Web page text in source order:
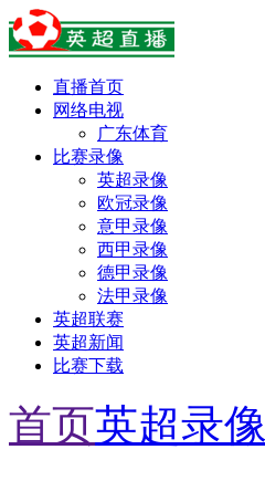
直播首页
网络电视
广东体育
比赛录像
英超录像
欧冠录像
意甲录像
西甲录像
德甲录像
法甲录像
英超联赛
英超新闻
比赛下载
首页英超录像